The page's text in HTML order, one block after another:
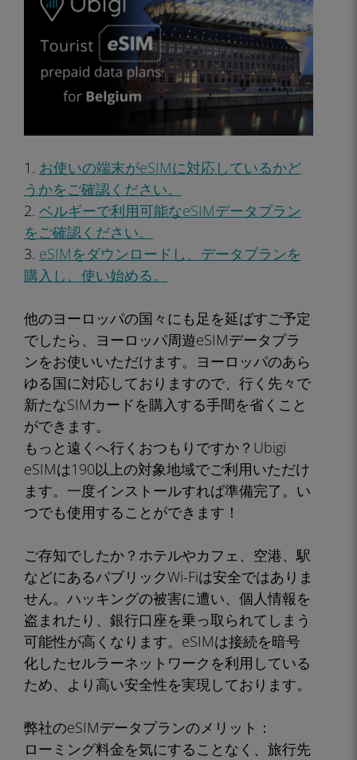
1. お使いの端末がeSIMに対応しているかど
うかをご確認ください。
2. ベルギーで利用可能なeSIMデータプラン
をご確認ください。
3. eSIMをダウンロードし、データプランを
購入し、使い始める。
他のヨーロッパの国々にも足を延ばすご予定
でしたら、ヨーロッパ周遊eSIMデータプラ
ンをお使いいただけます。ヨーロッパのあら
ゆる国に対応しておりますので、行く先々で
新たなSIMカードを購入する手間を省くこと
ができます。
もっと遠くへ行くおつもりですか？Ubigi
eSIMは190以上の対象地域でご利用いただけ
ます。一度インストールすれば準備完了。い
つでも使用することができます！
ご存知でしたか？ホテルやカフェ、空港、駅
などにあるパブリックWi-Fiは安全ではありま
せん。ハッキングの被害に遭い、個人情報を
盗まれたり、銀行口座を乗っ取られてしまう
可能性が高くなります。eSIMは接続を暗号
化したセルラーネットワークを利用している
ため、より高い安全性を実現しております。
弊社のeSIMデータプランのメリット：
ローミング料金を気にすることなく、旅行先